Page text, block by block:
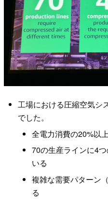
工場における圧縮空気シ
でした。
全電力消費の20%以
70の生産ラインに4
いる
複雑な需要パターン
る